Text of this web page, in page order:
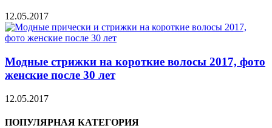
12.05.2017
Модные стрижки на короткие волосы 2017, фото
женские после 30 лет
12.05.2017
ПОПУЛЯРНАЯ КАТЕГОРИЯ